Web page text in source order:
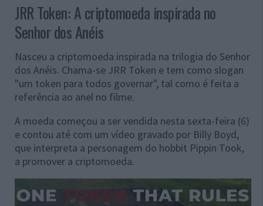
JRR Token: A criptomoeda inspirada no
Senhor dos Anéis
Nasceu a criptomoeda inspirada na trilogia do Senhor
dos Anéis. Chama-se JRR Token e tem como slogan
"um token para todos governar", tal como é feita a
referência ao anel no filme.
A moeda começou a ser vendida nesta sexta-feira (6)
e contou até com um vídeo gravado por Billy Boyd,
que interpreta a personagem do hobbit Pippin Took,
a promover a criptomoeda.